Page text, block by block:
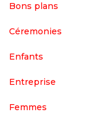
Bons plans
Céremonies
Enfants
Entreprise
Femmes